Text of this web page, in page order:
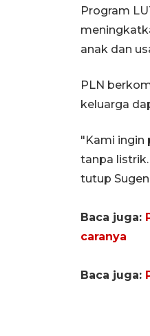
Program
anak dan
PLN
keluarga
"Kami ingin
tanpa
tutup
Baca juga:
caranya
Baca juga: